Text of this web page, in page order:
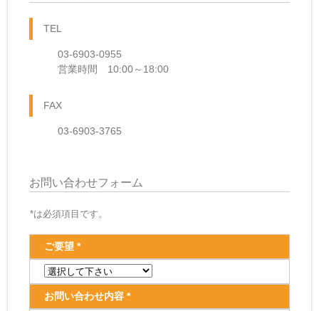
TEL
03-6903-0955
営業時間 10:00～18:00
FAX
03-6903-3765
お問い合わせフォーム
*は必須項目です。
ご要望 *
お問い合わせ内容 *